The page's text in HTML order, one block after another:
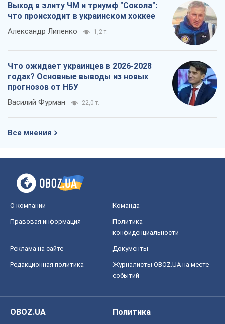
Выход в элиту ЧМ и триумф "Сокола":
что происходит в украинском хоккее
Александр Липенко 1,2 т.
Что ожидает украинцев в 2026-2028
годах? Основные выводы из новых
прогнозов от НБУ
Василий Фурман 22,0 т.
Все мнения
О компании Команда
Правовая информация
Политика
конфиденциальности
Реклама на сайте Документы
Редакционная политика
Журналисты OBOZ.UA на месте
событий
OBOZ.UA
Политика